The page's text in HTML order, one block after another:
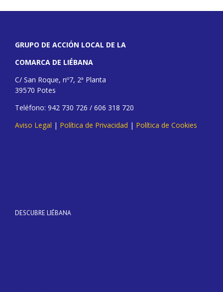
GRUPO DE ACCIÓN LOCAL DE LA
COMARCA DE LIÉBANA
C/ San Roque, nº7, 2ª Planta
39570 Potes
Teléfono: 942 730 726 / 606 318 720
Aviso Legal | Política de Privacidad | Política de Cookies
DESCUBRE LIÉBANA